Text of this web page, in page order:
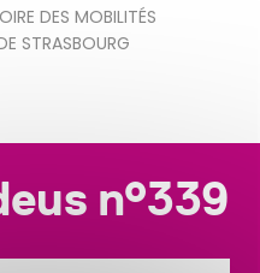
DES MOBILITÉS
STRASBOURG
n°339